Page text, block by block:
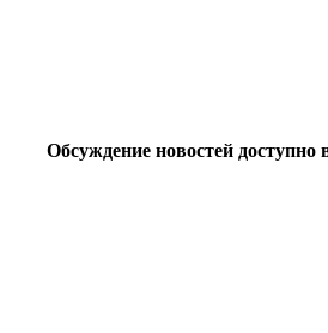
Обсуждение новостей доступно